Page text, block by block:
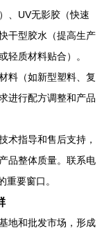
、UV无影胶（快速
干型胶水（提高生产
轻质材料贴合）。
料（如新型塑料、复
进行配方调整和产品
术指导和售后支持，
品整体质量。联系电
重要窗口。
地和批发市场，形成